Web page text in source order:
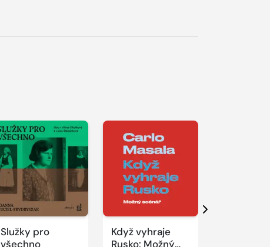
Služky pro
všechno
Přehrát
ukázku
Když vyhraje
Rusko: Možný
Přehrát
ukázku
Další